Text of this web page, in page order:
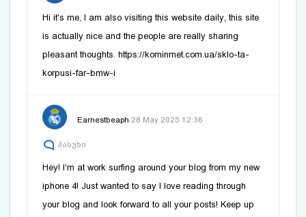
Hi it's me, I am also visiting this website daily, this site
is actually nice and the people are really sharing
pleasant thoughts. https://kominmet.com.ua/sklo-ta-
korpusi-far-bmw-i
Earnestbeaph 28 May 2025 12:36
პასუხი
Hey! I'm at work surfing around your blog from my new
iphone 4! Just wanted to say I love reading through
your blog and look forward to all your posts! Keep up